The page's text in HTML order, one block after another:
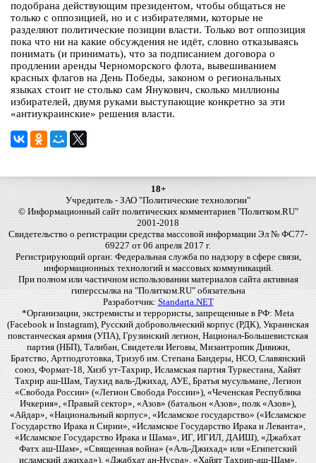
подобрана действующим президентом, чтобы общаться не
только с оппозицией, но и с избирателями, которые не
разделяют политические позиции власти. Только вот оппозиция
пока что ни на какие обсуждения не идёт, словно отказываясь
понимать (и принимать), что за подписанием договора о
продлении аренды Черноморского флота, вывешиванием
красных флагов на День Победы, законом о региональных
языках стоит не столько сам Янукович, сколько миллионы
избирателей, двумя руками выступающие конкретно за эти
«антиукраинские» решения власти.
18+
Учредитель - ЗАО "Политические технологии"
© Информационный сайт политических комментариев "Политком.RU"
2001-2018
Свидетельство о регистрации средства массовой информации Эл № ФС77-
69227 от 06 апреля 2017 г.
Регистрирующий орган: Федеральная служба по надзору в сфере связи,
информационных технологий и массовых коммуникаций.
При полном или частичном использовании материалов сайта активная
гиперссылка на "Политком.RU" обязательна
Разработчик: Standarta.NET
*Организации, экстремисты и террористы, запрещенные в РФ: Meta
(Facebook и Instagram), Русский добровольческий корпус (РДК), Украинская
повстанческая армия (УПА), Грузинский легион, Национал-Большевистская
партия (НБП), Талибан, Свидетели Иеговы, Мизантропик Дивижн,
Братство, Артподготовка, Тризуб им. Степана Бандеры, НСО, Славянский
союз, Формат-18, Хизб ут-Тахрир, Исламская партия Туркестана, Хайят
Тахрир аш-Шам, Таухид валь-Джихад, АУЕ, Братья мусульмане, Легион
«Свобода России» («Легион Свобода России»), «Чеченская Республика
Ичкерия», «Правый сектор», «Азов» (батальон «Азов», полк «Азов»),
«Айдар», «Национальный корпус», «Исламское государство» («Исламское
Государство Ирака и Сирии», «Исламское Государство Ирака и Леванта»,
«Исламское Государство Ирака и Шама», ИГ, ИГИЛ, ДАИШ), «Джабхат
Фатх аш-Шам», «Священная война» («Аль-Джихад» или «Египетский
исламский джихад»), «Джабхат ан-Нусра», «Хайят Тахрир-аш-Шам»,